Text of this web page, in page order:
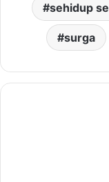
sehidup
surga